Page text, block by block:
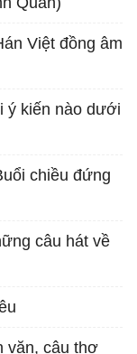
Việt đồng âm
ý kiến nào dưới
chiều đứng
câu hát về
văn, câu thơ